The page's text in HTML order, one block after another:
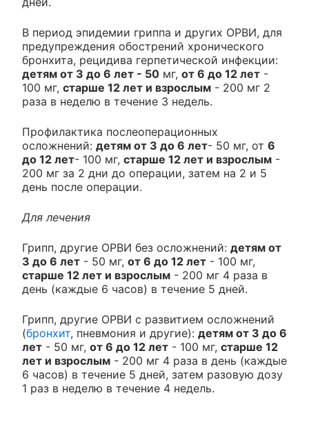
В период эпидемии гриппа и других ОРВИ, для
предупреждения обострений хронического
бронхита, рецидива герпетической инфекции:
детям от 3 до 6 лет - 50 мг, от 6 до 12 лет -
100 мг, старше 12 лет и взрослым - 200 мг 2
раза в неделю в течение 3 недель.
Профилактика послеоперационных
осложнений: детям от 3 до 6 лет- 50 мг, от 6
до 12 лет- 100 мг, старше 12 лет и взрослым -
200 мг за 2 дни до операции, затем на 2 и 5
день после операции.
Для лечения
Грипп, другие ОРВИ без осложнений: детям от
3 до 6 лет - 50 мг, от 6 до 12 лет - 100 мг,
старше 12 лет и взрослым - 200 мг 4 раза в
день (каждые 6 часов) в течение 5 дней.
Грипп, другие ОРВИ с развитием осложнений
(бронхит, пневмония и другие): детям от 3 до 6
лет - 50 мг, от 6 до 12 лет - 100 мг, старше 12
лет и взрослым - 200 мг 4 раза в день (каждые
6 часов) в течение 5 дней, затем разовую дозу
1 раз в неделю в течение 4 недель.